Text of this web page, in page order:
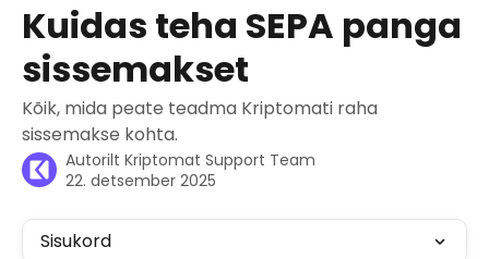
Kuidas teha SEPA panga
sissemakset
Kõik, mida peate teadma Kriptomati raha
sissemakse kohta.
Autorilt Kriptomat Support Team
22. detsember 2025
Sisukord